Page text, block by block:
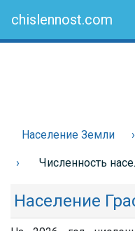
chislennost.com
Население Земли
Численность
Население